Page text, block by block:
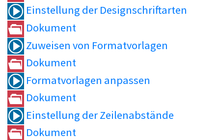
Einstellung der Designschriftarten
Dokument
Zuweisen von Formatvorlagen
Dokument
Formatvorlagen anpassen
Dokument
Einstellung der Zeilenabstände
Dokument